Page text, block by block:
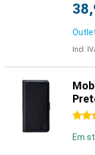
Incl.
5
Em